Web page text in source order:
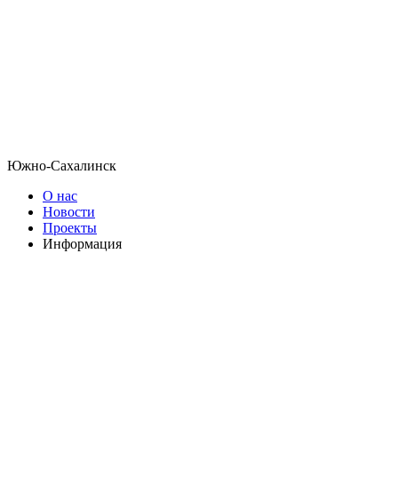
Южно-Сахалинск
О нас
Новости
Проекты
Информация